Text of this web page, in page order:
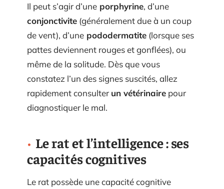
Il peut s’agir d’une porphyrine, d’une
conjonctivite (généralement due à un coup
de vent), d’une pododermatite (lorsque ses
pattes deviennent rouges et gonflées), ou
même de la solitude. Dès que vous
constatez l’un des signes suscités, allez
rapidement consulter un vétérinaire pour
diagnostiquer le mal.
Le rat et l’intelligence : ses
capacités cognitives
Le rat possède une capacité cognitive